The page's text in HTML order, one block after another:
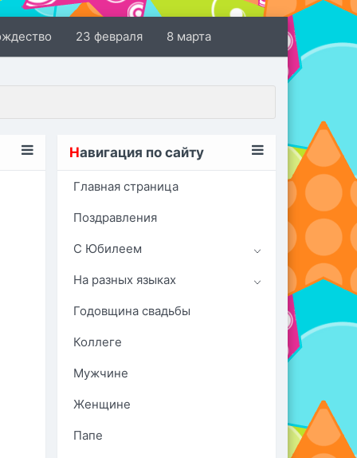
23 февраля 8 марта
Навигация по сайту
Главная страница
Поздравления
С Юбилеем
На разных языках
Годовщина свадьбы
Коллеге
Мужчине
Женщине
Папе